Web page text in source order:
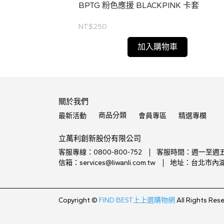
BPTG 粉色應援 BLACKPINK 卡套
NT$250
加入購物車
關於我們
最新活動 商品分類 會員專區 精選專欄
立萬利創新股份有限公司
客服專線：0800-800-752
客服時間：週一至週
信箱：services@liwanli.com.tw
地址：台北市內
Copyright © FIND BEST上上選購物網 All Rights